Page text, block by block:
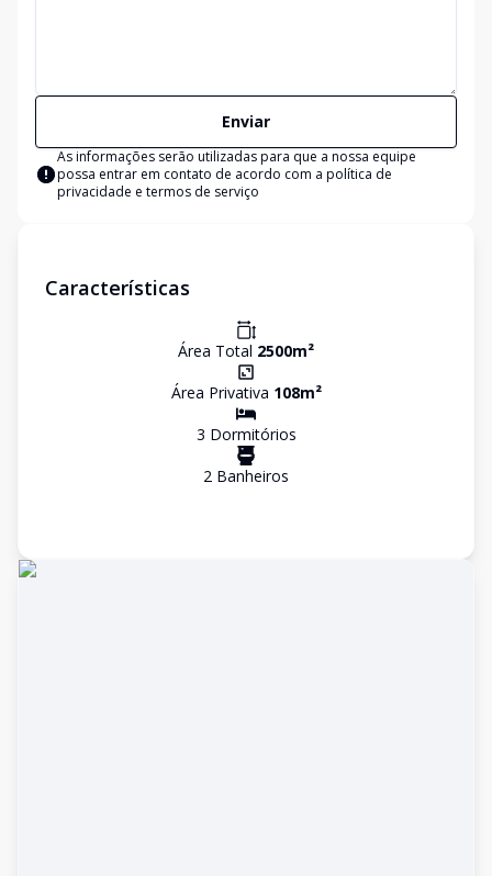
Enviar
As informações serão utilizadas para que a nossa equipe
possa entrar em contato de acordo com a política de
privacidade e termos de serviço
Características
Área Total 2500m²
Área Privativa 108m²
3 Dormitórios
2 Banheiros